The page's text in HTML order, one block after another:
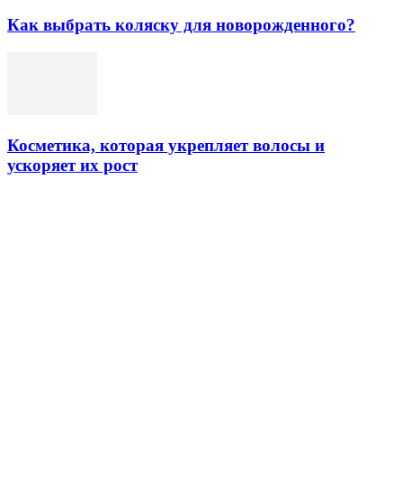
Как выбрать коляску для новорожденного?
Косметика, которая укрепляет волосы и
ускоряет их рост